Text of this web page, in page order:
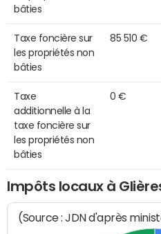
bâties
Taxe foncière sur
les propriétés non
bâties
85 510 €
Taxe
additionnelle à la
taxe foncière sur
les propriétés non
bâties
0 €
Impôts locaux à
(Source : JDN d'après